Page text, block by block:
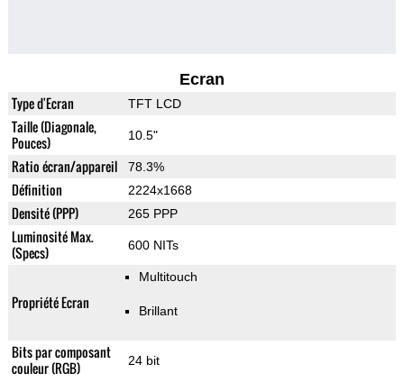
Ecran
Type d'Ecran TFT LCD
Taille (Diagonale,
Pouces)
10.5"
Ratio écran/appareil 78.3%
Définition 2224x1668
Densité (PPP) 265 PPP
Luminosité Max.
(Specs)
600 NITs
Propriété Ecran
Multitouch
Brillant
Bits par composant
couleur (RGB)
24 bit